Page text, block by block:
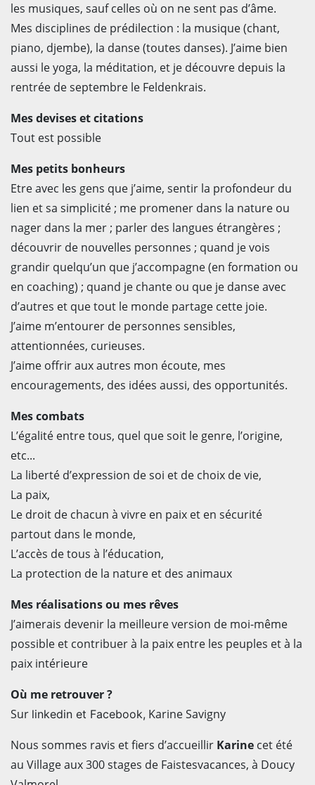
les musiques, sauf celles où on ne sent pas d’âme.
Mes disciplines de prédilection : la musique (chant,
piano, djembe), la danse (toutes danses). J’aime bien
aussi le yoga, la méditation, et je découvre depuis la
rentrée de septembre le Feldenkrais.
Mes devises et citations
Tout est possible
Mes petits bonheurs
Etre avec les gens que j’aime, sentir la profondeur du
lien et sa simplicité ; me promener dans la nature ou
nager dans la mer ; parler des langues étrangères ;
découvrir de nouvelles personnes ; quand je vois
grandir quelqu’un que j’accompagne (en formation ou
en coaching) ; quand je chante ou que je danse avec
d’autres et que tout le monde partage cette joie.
J’aime m’entourer de personnes sensibles,
attentionnées, curieuses.
J’aime offrir aux autres mon écoute, mes
encouragements, des idées aussi, des opportunités.
Mes combats
L’égalité entre tous, quel que soit le genre, l’origine,
etc...
La liberté d’expression de soi et de choix de vie,
La paix,
Le droit de chacun à vivre en paix et en sécurité
partout dans le monde,
L’accès de tous à l’éducation,
La protection de la nature et des animaux
Mes réalisations ou mes rêves
J’aimerais devenir la meilleure version de moi-même
possible et contribuer à la paix entre les peuples et à la
paix intérieure
Où me retrouver ?
Sur linkedin et Facebook, Karine Savigny
Nous sommes ravis et fiers d’accueillir Karine cet été
au Village aux 300 stages de Faistesvacances, à Doucy